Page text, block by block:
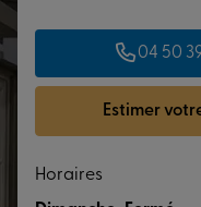
04 50
Estimer
Horaires